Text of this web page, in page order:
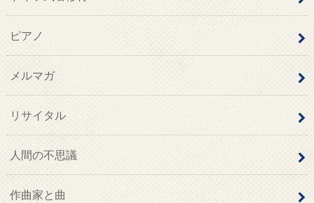
ピアノ
メルマガ
リサイタル
人間の不思議
作曲家と曲